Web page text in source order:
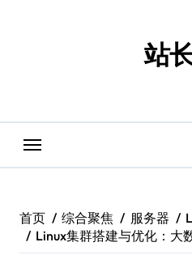
站
首页 综合聚焦 服务器
Linux集群搭建与优化：大